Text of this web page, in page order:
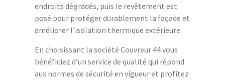
endroits dégradés, puis le revêtement est
posé pour protéger durablement la façade et
améliorer l’isolation thermique extérieure.
En choisissant la société Couvreur 44 vous
bénéficiez d’un service de qualité qui répond
aux normes de sécurité en vigueur et profitez